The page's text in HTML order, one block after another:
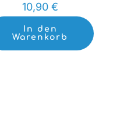
10,90€
In den
Warenkorb